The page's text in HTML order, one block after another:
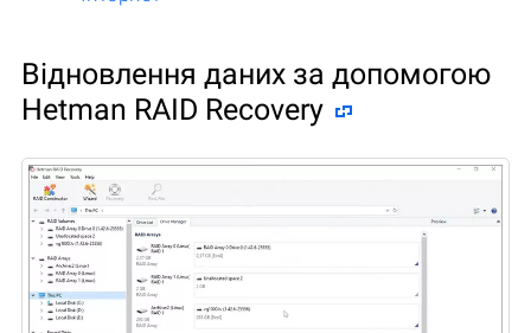
Відновлення даних за допомогою
Hetman RAID Recovery